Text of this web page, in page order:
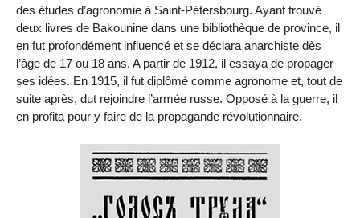
des études d’agronomie à Saint-Pétersbourg. Ayant trouvé
deux livres de Bakou­nine dans une bibliothèque de pro­vince, il
en fut profondément influencé et se déclara anarchiste dès
l’âge de 17 ou 18 ans. A partir de 1912, il essaya de propager
ses idées. En 1915, il fut diplômé comme agronome et, tout de
suite après, dut rejoindre l’armée russe. Opposé à la guerre, il
en profita pour y faire de la propa­gande révolutionnaire.